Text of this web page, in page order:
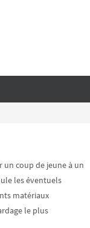
un coup de jeune à un
les éventuels
matériaux
le plus